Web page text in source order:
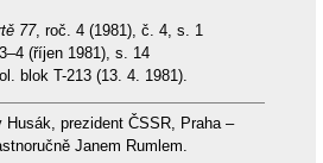
77, roč. 4 (1981), č. 4, s. 1
(říjen 1981), s. 14
blok T-213 (13. 4. 1981).
Husák, prezident ČSSR, Praha –
Janem Rumlem.